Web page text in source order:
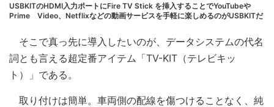
USBKITのHDMI入力ポートにFire TV Stick を挿入することでYouTubeや
Prime Video、Netflixなどの動画サービスを手軽に楽しめるのがUSBKITだ
そこで真っ先に導入したいのが、データシステムの代名
詞とも言える超定番アイテム「TV-KIT（テレビキッ
ト）」である。
取り付けは簡単。車両側の配線を傷つけることなく、純